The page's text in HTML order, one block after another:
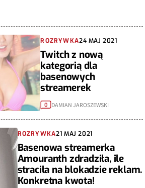
ROZRYWKA24 MAJ 2021
Twitch z nową
kategorią dla
basenowych
streamerek
0 DAMIAN JAROSZEWSKI
ROZRYWKA21 MAJ 2021
Basenowa streamerka
Amouranth zdradziła, ile
straciła na blokadzie reklam.
Konkretna kwota!